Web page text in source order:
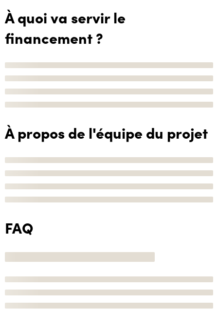
À quoi va servir le
financement ?
À propos de l'équipe du projet
FAQ